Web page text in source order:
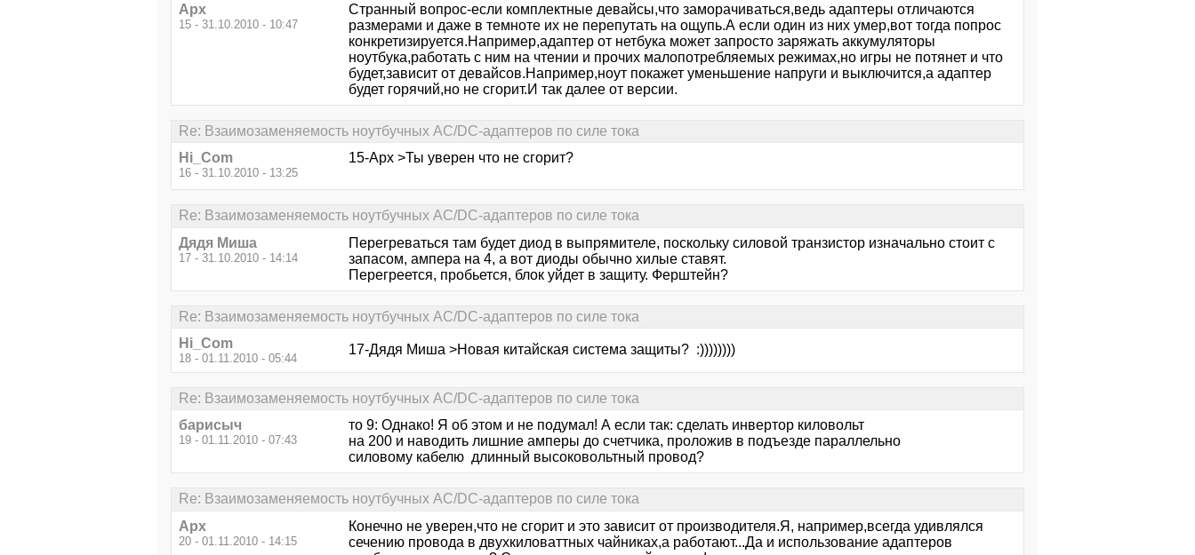
Арх
15 - 31.10.2010 - 10:47
Странный вопрос-если комплектные девайсы,что заморачиваться,ведь адаптеры отличаются
размерами и даже в темноте их не перепутать на ощупь.А если один из них умер,вот тогда попрос
конкретизируется.Например,адаптер от нетбука может запросто заряжать аккумуляторы
ноутбука,работать с ним на чтении и прочих малопотребляемых режимах,но игры не потянет и что
будет,зависит от девайсов.Например,ноут покажет уменьшение напруги и выключится,а адаптер
будет горячий,но не сгорит.И так далее от версии.
Re: Взаимозаменяемость ноутбучных AC/DC-адаптеров по силе тока
Hi_Com
16 - 31.10.2010 - 13:25
15-Арх >Ты уверен что не сгорит?
Re: Взаимозаменяемость ноутбучных AC/DC-адаптеров по силе тока
Дядя Миша
17 - 31.10.2010 - 14:14
Перегреваться там будет диод в выпрямителе, поскольку силовой транзистор изначально стоит с
запасом, ампера на 4, а вот диоды обычно хилые ставят.
Перегреется, пробьется, блок уйдет в защиту. Ферштейн?
Re: Взаимозаменяемость ноутбучных AC/DC-адаптеров по силе тока
Hi_Com
18 - 01.11.2010 - 05:44
17-Дядя Миша >Новая китайская система защиты? :))))))))
Re: Взаимозаменяемость ноутбучных AC/DC-адаптеров по силе тока
барисыч
19 - 01.11.2010 - 07:43
то 9: Однако! Я об этом и не подумал! А если так: сделать инвертор киловольт
на 200 и наводить лишние амперы до счетчика, проложив в подъезде параллельно
силовому кабелю длинный высоковольтный провод?
Re: Взаимозаменяемость ноутбучных AC/DC-адаптеров по силе тока
Арх
20 - 01.11.2010 - 14:15
Конечно не уверен,что не сгорит и это зависит от производителя.Я, например,всегда удивлялся
сечению провода в двухкиловаттных чайниках,а работают...Да и использование адаптеров